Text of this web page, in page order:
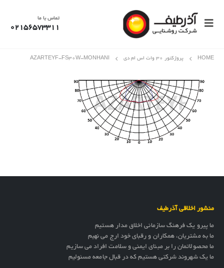
تماس با ما
02156573311
HOME پروژکتور 30 وات اس ام دی AZARTEYF-FS۳۰W-MONHANI
منشور اخلاقی آذرطیف
ما پیرو یک فرهنگ سازمانی اخلاق مدار هستیم
ما به مشتریان، همکاران و رقبای خود ارج می نهیم
ما محصولاتمان را بر مبنای ایمنی و سلامت افراد می سازیم
ما یک شهروند شرکتی هستیم که در قبال جامعه مسئولیم